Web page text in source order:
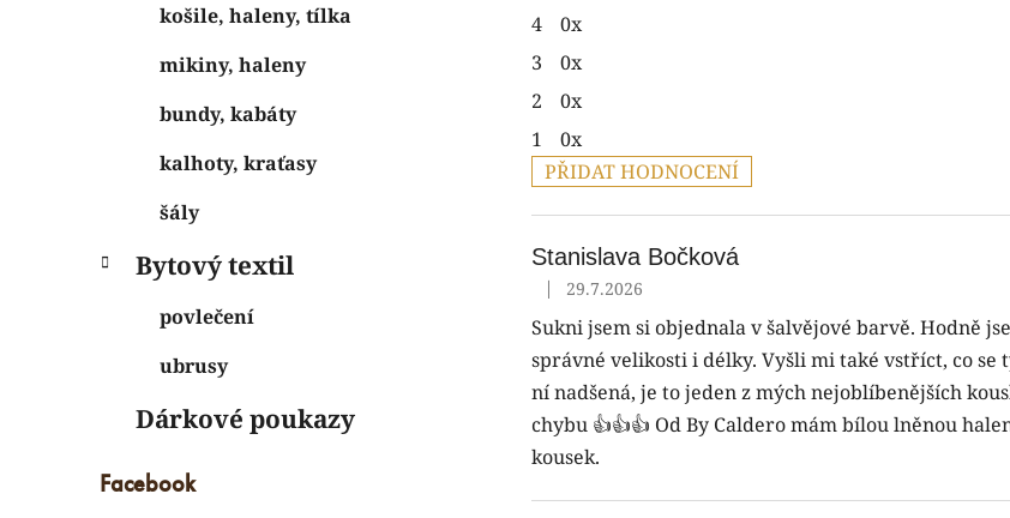
košile, haleny, tílka
mikiny, haleny
bundy, kabáty
kalhoty, kraťasy
šály
Bytový textil
povlečení
ubrusy
Dárkové poukazy
Facebook
4
0x
3
0x
2
0x
1
0x
PŘIDAT HODNOCENÍ
ý
p
h
o
d
n
o
c
Stanislava Bočková
Hodnocení produktu je 5 z 5 hvězdiček.
| 29.7.2026
Sukni jsem si objednala v šalvějové barvě. Hodně
správné velikosti i délky. Vyšli mi také vstříct, co
ní nadšená, je to jeden z mých nejoblíbenějších
chybu 👍👍👍 Od By Caldero mám bílou lněnou
kousek.